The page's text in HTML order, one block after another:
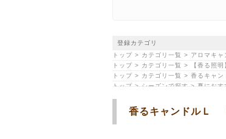
登録カテゴリ
トップ > カテゴリ一覧 > アロマキャ
トップ > カテゴリ一覧 > 【香る照明
トップ > カテゴリ一覧 > 香るキャン
トップ > シーズンで探す > 夏におす
香るキャンドルＬ